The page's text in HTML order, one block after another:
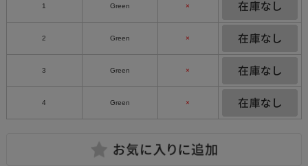
1 Green ×
2 Green ×
3 Green ×
4 Green ×